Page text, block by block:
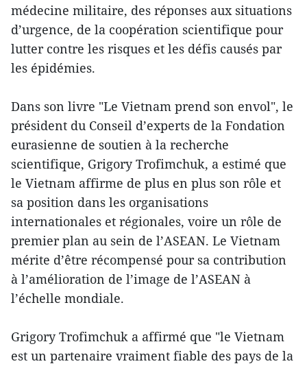
médecine militaire, des réponses aux situations
d’urgence, de la coopération scientifique pour
lutter contre les risques et les défis causés par
les épidémies.
Dans son livre "Le Vietnam prend son envol", le
président du Conseil d’experts de la Fondation
eurasienne de soutien à la recherche
scientifique, Grigory Trofimchuk, a estimé que
le Vietnam affirme de plus en plus son rôle et
sa position dans les organisations
internationales et régionales, voire un rôle de
premier plan au sein de l’ASEAN. Le Vietnam
mérite d’être récompensé pour sa contribution
à l’amélioration de l’image de l’ASEAN à
l’échelle mondiale.
Grigory Trofimchuk a affirmé que "le Vietnam
est un partenaire vraiment fiable des pays de la